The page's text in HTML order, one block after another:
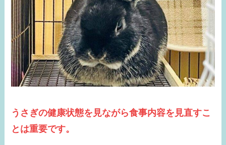
うさぎの健康状態を見ながら食事内容を見直すこ
とは重要です。